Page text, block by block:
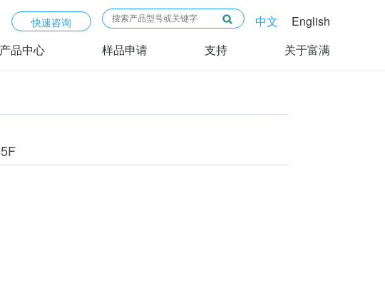
快速咨询 中文
English
产品中心 样品申请 支持 关于富满